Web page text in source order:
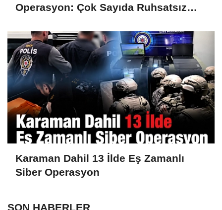
Operasyon: Çok Sayıda Ruhsatsız
Karaman Dahil 13 İlde Eş Zamanlı
Siber Operasyon
SON HABERLER